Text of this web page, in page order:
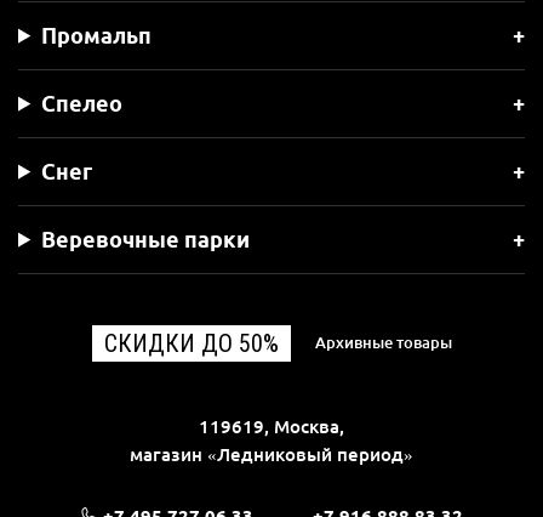
Промальп
Спелео
Снег
Веревочные парки
СКИДКИ ДО 50% Архивные товары
119619, Москва,
магазин «Ледниковый период»